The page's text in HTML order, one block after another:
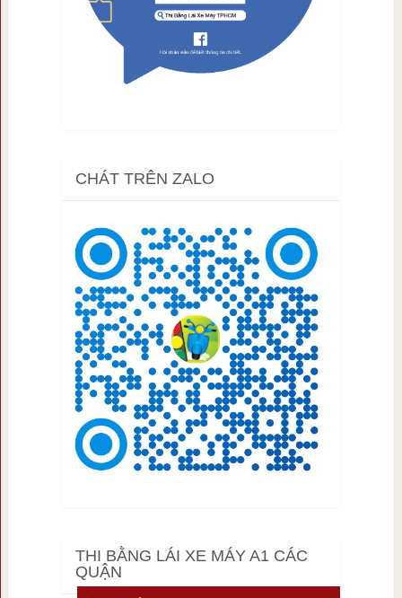
CHÁT TRÊN ZALO
THI BẰNG LÁI XE MÁY A1 CÁC
QUẬN